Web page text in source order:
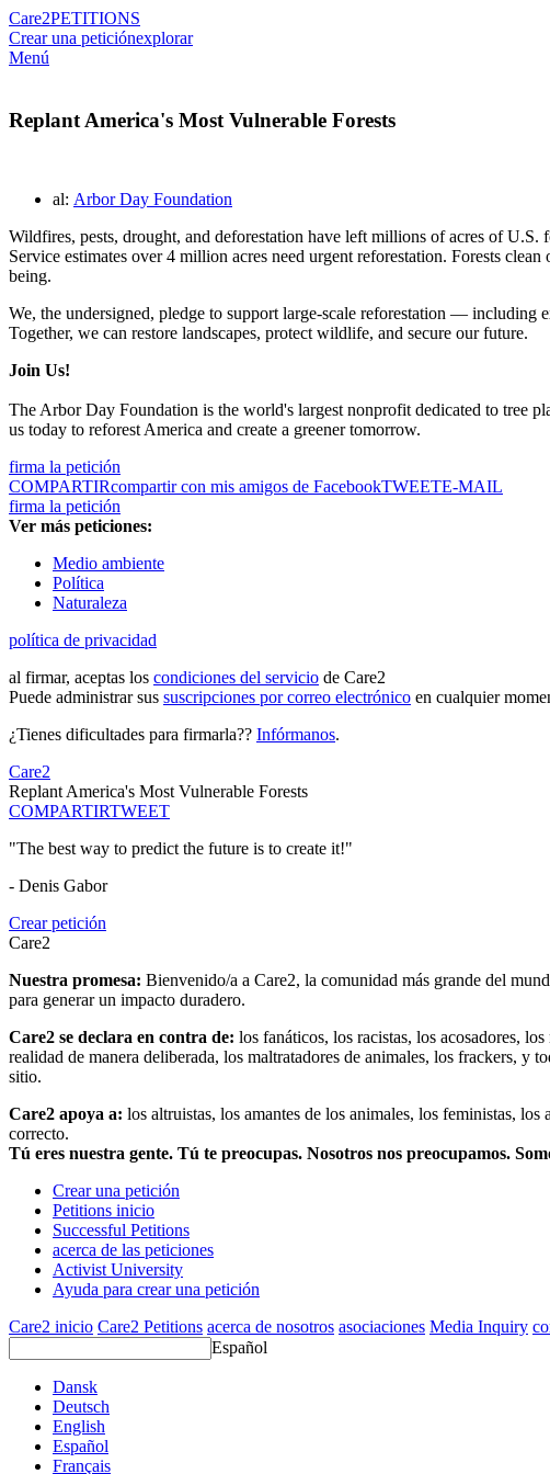
Care2PETITIONS
Crear una peticiónexplorar
Menú
Replant America's Most Vulnerable Forests
al: Arbor Day Foundation
Wildfires, pests, drought, and deforestation have left millions of acres of
Service estimates over 4 million acres need urgent reforestation. Forests
being.
We, the undersigned, pledge to support large-scale reforestation —
Together, we can restore landscapes, protect wildlife, and secure our future.
Join Us!
The Arbor Day Foundation is the world's largest nonprofit dedicated to tree
us today to reforest America and create a greener tomorrow.
firma la petición
COMPARTIRcompartir con mis amigos de FacebookTWEETE-MAIL
firma la petición
Ver más peticiones:
Medio ambiente
Política
Naturaleza
política de privacidad
al firmar, aceptas los condiciones del servicio de Care2
Puede administrar sus suscripciones por correo electrónico en cualquier
¿Tienes dificultades para firmarla?? Infórmanos.
Care2
Replant America's Most Vulnerable Forests
COMPARTIRTWEET
"The best way to predict the future is to create it!"
- Denis Gabor
Crear petición
Care2
Nuestra promesa: Bienvenido/a a Care2, la comunidad más grande del
para generar un impacto duradero.
Care2 se declara en contra de: los fanáticos, los racistas, los acosadores,
realidad de manera deliberada, los maltratadores de animales, los frackers, y
sitio.
Care2 apoya a: los altruistas, los amantes de los animales, los feministas,
correcto.
Tú eres nuestra gente. Tú te preocupas. Nosotros nos preocupamos.
Crear una petición
Petitions inicio
Successful Petitions
acerca de las peticiones
Activist University
Ayuda para crear una petición
Care2 inicio Care2 Petitions acerca de nosotros asociaciones Media Inquiry
Español
Dansk
Deutsch
English
Español
Français